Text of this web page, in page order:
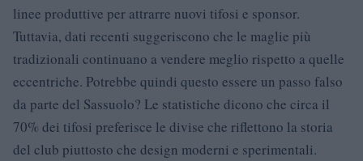
linee produttive per attrarre nuovi tifosi e sponsor.
Tuttavia, dati recenti suggeriscono che le maglie più
tradizionali continuano a vendere meglio rispetto a quelle
eccentriche. Potrebbe quindi questo essere un passo falso
da parte del Sassuolo? Le statistiche dicono che circa il
70% dei tifosi preferisce le divise che riflettono la storia
del club piuttosto che design moderni e sperimentali.